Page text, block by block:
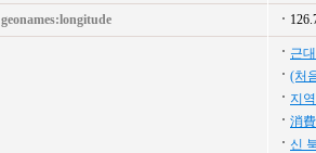
geonames:longitude
근
(처
지
消
신